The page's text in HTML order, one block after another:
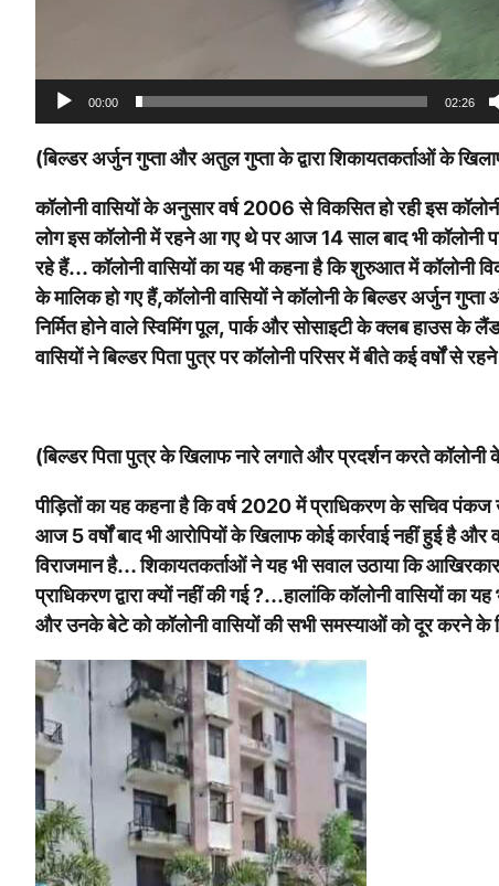
00:00 02:26
(बिल्डर अर्जुन गुप्ता और अतुल गुप्ता के द्वारा शिकायतकर्ताओं के
कॉलोनी वासियों के अनुसार वर्ष 2006 से विकसित हो रही इस
लोग इस कॉलोनी में रहने आ गए थे पर आज 14 साल बाद भी कॉलोनी
रहे हैं… कॉलोनी वासियों का यह भी कहना है कि शुरुआत में कॉलोनी
के मालिक हो गए हैं,कॉलोनी वासियों ने कॉलोनी के बिल्डर अर्जुन
निर्मित होने वाले स्विमिंग पूल, पार्क और सोसाइटी के क्लब हाउस के
वासियों ने बिल्डर पिता पुत्र पर कॉलोनी परिसर में बीते कई वर्षों से
(बिल्डर पिता पुत्र के खिलाफ नारे लगाते और प्रदर्शन करते कॉलोनी
पीड़ितों का यह कहना है कि वर्ष 2020 में प्राधिकरण के सचिव
आज 5 वर्षों बाद भी आरोपियों के खिलाफ कोई कार्रवाई नहीं हुई है
विराजमान है… शिकायतकर्ताओं ने यह भी सवाल उठाया कि
प्राधिकरण द्वारा क्यों नहीं की गई ?…हालांकि कॉलोनी वासियों
और उनके बेटे को कॉलोनी वासियों की सभी समस्याओं को दूर करने